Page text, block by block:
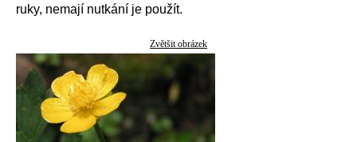
ruky, nemají nutkání je použít.
Zvětšit obrázek